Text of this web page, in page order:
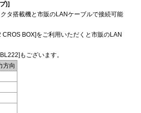
)]
タ搭載機と市販のLANケーブルで接続可能
CROS BOX]をご利用いただくと市販のLAN
もございます。
方向